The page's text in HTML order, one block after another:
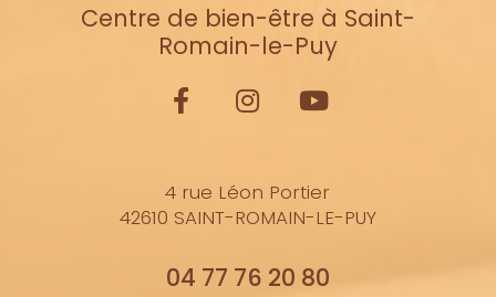
Centre de bien-être à Saint-
Romain-le-Puy
4 rue Léon Portier
42610 SAINT-ROMAIN-LE-PUY
04 77 76 20 80